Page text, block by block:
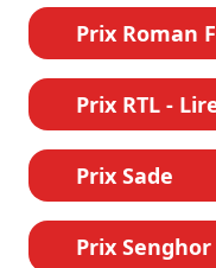
Prix Roman
Prix RTL -
Prix Sade
Prix